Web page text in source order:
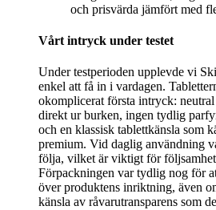
och prisvärda jämfört med
Vårt intryck under testet
Under testperioden upplevde vi
enkel att få in i vardagen.
okomplicerat första intryck:
direkt ur burken, ingen tydlig
och en klassisk tablettkänsla som
premium. Vid daglig användning
följa, vilket är viktigt för
Förpackningen var tydlig nog för
över produktens inriktning, även
känsla av råvarutransparens som